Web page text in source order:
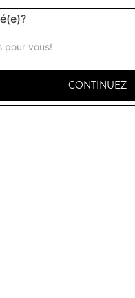
pizza
pour vous!
CONTINUEZ